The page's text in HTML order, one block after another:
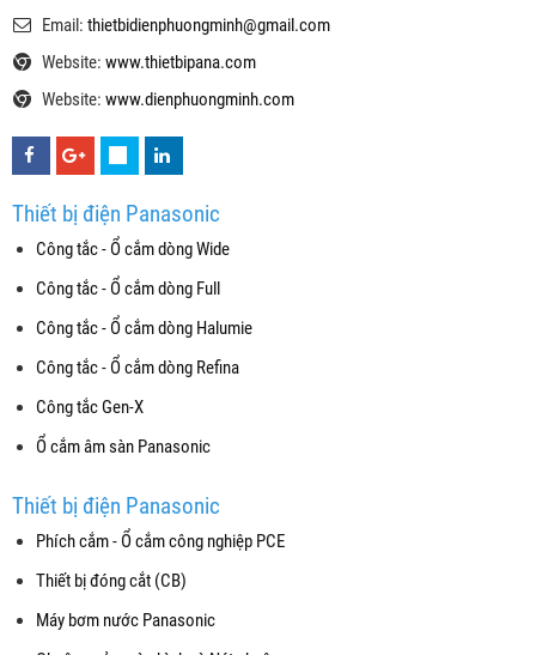
Email: thietbidienphuongminh@gmail.com
Website: www.thietbipana.com
Website: www.dienphuongminh.com
Thiết bị điện Panasonic
Công tắc - Ổ cắm dòng Wide
Công tắc - Ổ cắm dòng Full
Công tắc - Ổ cắm dòng Halumie
Công tắc - Ổ cắm dòng Refina
Công tắc Gen-X
Ổ cắm âm sàn Panasonic
Thiết bị điện Panasonic
Phích cắm - Ổ cắm công nghiệp PCE
Thiết bị đóng cắt (CB)
Máy bơm nước Panasonic